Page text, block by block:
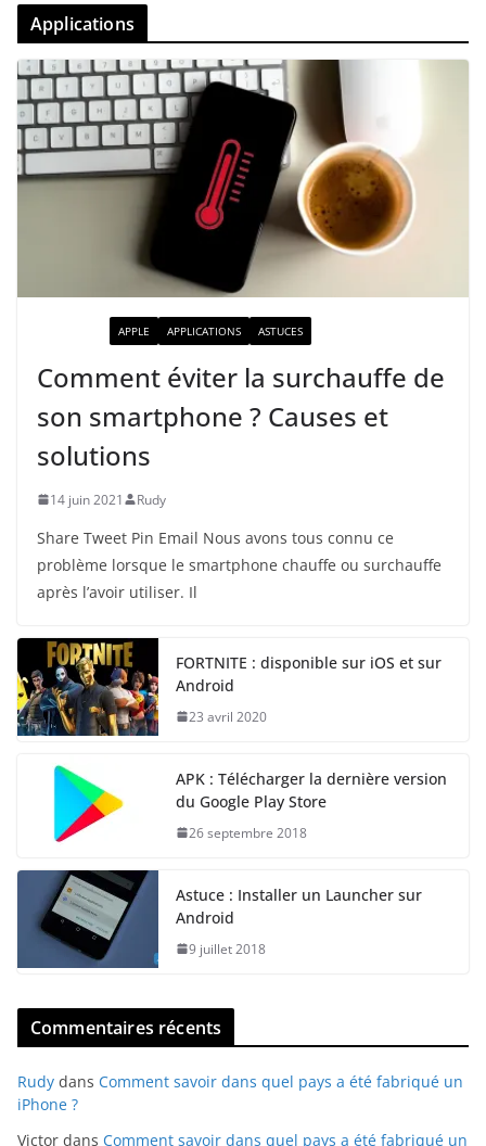
Applications
APPLE APPLICATIONS ASTUCES
Comment éviter la surchauffe de
son smartphone ? Causes et
solutions
14 juin 2021 Rudy
Share Tweet Pin Email Nous avons tous connu ce
problème lorsque le smartphone chauffe ou surchauffe
après l’avoir utiliser. Il
FORTNITE : disponible sur iOS et sur
Android
23 avril 2020
APK : Télécharger la dernière version
du Google Play Store
26 septembre 2018
Astuce : Installer un Launcher sur
Android
9 juillet 2018
Commentaires récents
Rudy dans Comment savoir dans quel pays a été fabriqué un
iPhone ?
Victor dans Comment savoir dans quel pays a été fabriqué un